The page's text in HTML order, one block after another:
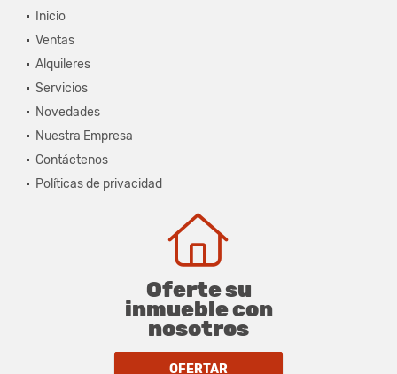
Inicio
Ventas
Alquileres
Servicios
Novedades
Nuestra Empresa
Contáctenos
Políticas de privacidad
Oferte su
inmueble con
nosotros
OFERTAR